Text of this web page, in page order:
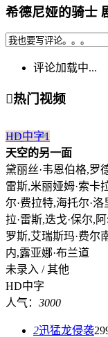
希德尼娅的骑士
评论加载中...
热门视频
HD中字1
天空的另一面
黛丽丝·韦恩伯格,罗
雷斯,米丽娅姆·索卡
尔·费拉特,海托尔·
拉·雷斯,迭戈·保尔,
罗斯,艾瑞斯玛·费尔
内,露亚娜·布兰道
未录入 / 其他
HD中字
人气： 3000
2迅猛龙侵袭